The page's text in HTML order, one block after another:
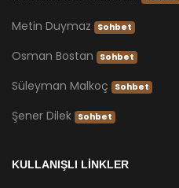
Metin Duymaz Sohbet
Osman Bostan Sohbet
Süleyman Malkoç Sohbet
Şener Dilek Sohbet
KULLANIŞLI LİNKLER